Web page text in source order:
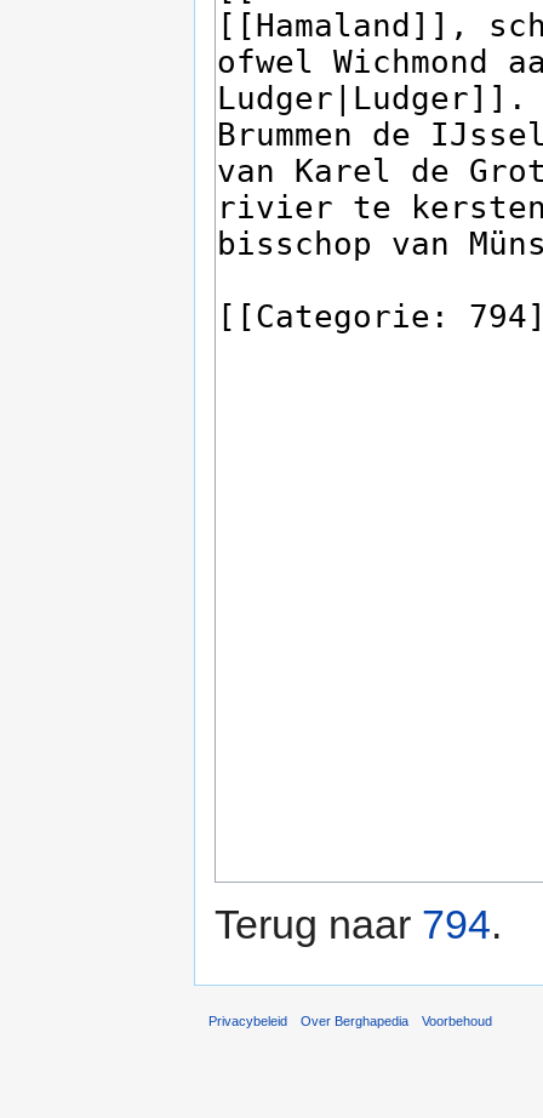
Terug naar 794.
Privacybeleid Over Berghapedia Voorbehoud